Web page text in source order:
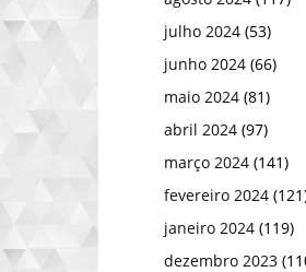
julho 2024 (53)
junho 2024 (66)
maio 2024 (81)
abril 2024 (97)
março 2024 (141)
fevereiro 2024
janeiro 2024 (119)
dezembro 2023